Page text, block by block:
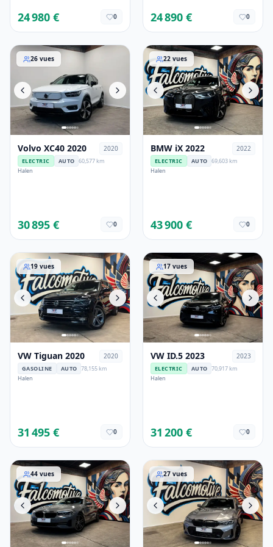
24 980 € 0 24 890 € 0
Volvo XC40 2020
26 vues
Volvo XC40 2020 2020
ELECTRIC AUTO 60,577 km
Halen
30 895 € 0
BMW iX 2022
22 vues
BMW iX 2022 2022
ELECTRIC AUTO 69,603 km
Halen
43 900 € 0
VW Tiguan 2020
19 vues
VW Tiguan 2020 2020
GASOLINE AUTO 78,155 km
Halen
31 495 € 0
VW ID.5 2023
17 vues
VW ID.5 2023 2023
ELECTRIC AUTO 70,917 km
Halen
31 200 € 0
BMW 5er-Reihe 2021
44 vues BMW 3er-Reihe 2023
27 vues